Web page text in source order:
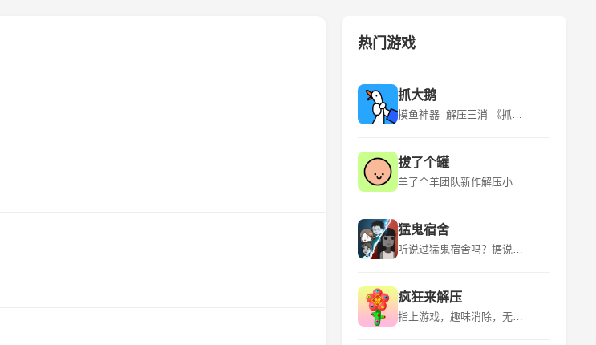
热门游戏
抓大鹅
摸鱼神器 解压三消 《抓大鹅》是青岛蓝飞互娱科技股份有限公司推出的一款休闲益智类型的游戏，该游戏平台为微信小程序，适应年龄为18+，游戏语言为中文，于2024年3月6日发行。 《抓大鹅》游戏有很多玩法，在游玩的时候是可以自由的选择自己比较喜欢的关卡的。游戏的流程是看到出现的物品时就可以直接开始点击，用户通过“购物篮子”特定背景下，找到三个一样的物品将其消除。游玩的时候遇到比较困难的地方的时候是可以点击提示的，让玩家能够获得关键的线索。 该游戏的特点是玩法众多、超多关卡、实时排名、操作简单。
拔了个罐
羊了个羊团队新作解压小游戏！~ 《拔了个罐》是一款以拔罐为主题的休闲益智小游戏，游戏融合了“拧螺丝”玩法，玩家需要将杂乱摆放的罐罐放置到对应颜色的客人身上，凑齐三个即可消除，完成关卡挑战。游戏中还有丰富的装扮、舞蹈等元素，为玩家带来全新的游戏体验。 《拔了个罐》是简游互娱推出的一款小游戏，继承了“羊了个羊”的美术风格，玩法上融合了时下火爆全球的“拧螺丝”，上线首日即空降微信小游戏榜第23名。游戏以拔罐为主题，结合了除湿气等热门话题，引发玩家情感共鸣。
猛鬼宿舍
听说过猛鬼宿舍吗？据说那里有宝藏，快去吧 《猛鬼宿舍》是一款2D塔防小游戏。游戏中玩家需躲避猎梦者的追捕，寻找适合自己的宿舍躲避，并发展经济建造炮台，抵御猎梦者。游戏中玩家只可以在房间中的空地板上进行建造，玩家点击空地板后，出现建筑菜单。游戏中玩家需要根据自己当前的经济选择性建造建筑，发现一条符合自己发展的道路。玩家需要将猎梦者猎梦者击败或者抵御至天亮方可获胜，反之猎梦者抓到玩家则玩家失败。 欢迎大家下载~如果有什么好的想法和建议还有期待，也欢迎大家在评论区留言哦！ 后续可能的计划： 启用昼夜模式/开发自走棋类淘汰玩法/开发多人合作闯关玩法/推出猛鬼视角/推出非对称对抗玩法等等~
疯狂来解压
指上游戏，趣味消除，无限解压！ 《疯狂来解压》是一款以解压为主题的益智类手游，它提供了多种有趣的解压方式，如挤压泡泡、切割肥皂、整理物品等，让玩家在轻松愉快的氛围中释放压力。游戏画面精美，色彩丰富，音效逼真，为玩家带来沉浸式的解压体验。 《疯狂来解压》是一款充满创意和挑战的休闲游戏，它结合了多种解压元素和趣味关卡，让玩家在享受解压乐趣的同时，也能锻炼自己的逻辑思维和反应能力。游戏操作简单易上手，适合所有年龄段的玩家，是放松心情、消磨时间的绝佳选择。